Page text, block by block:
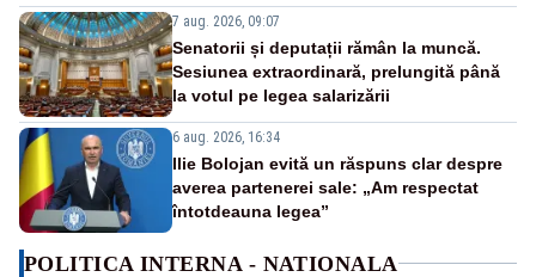
7 aug. 2026, 09:07
Senatorii și deputații rămân la muncă.
Sesiunea extraordinară, prelungită până
la votul pe legea salarizării
6 aug. 2026, 16:34
Ilie Bolojan evită un răspuns clar despre
averea partenerei sale: „Am respectat
întotdeauna legea”
POLITICA INTERNA - NATIONALA